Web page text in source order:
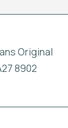
Original
8902